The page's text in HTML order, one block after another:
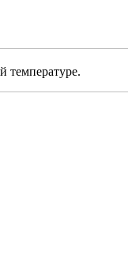
температуре.